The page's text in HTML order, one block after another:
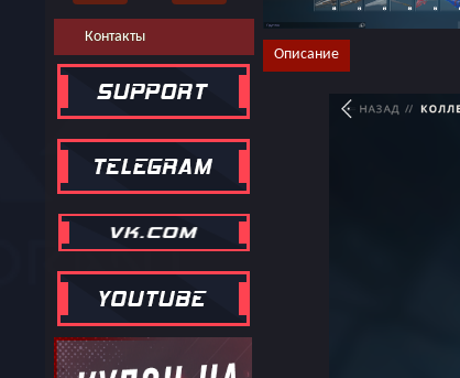
Контакты
Описание